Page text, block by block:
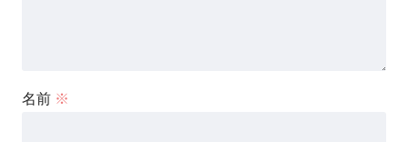
名前 ※